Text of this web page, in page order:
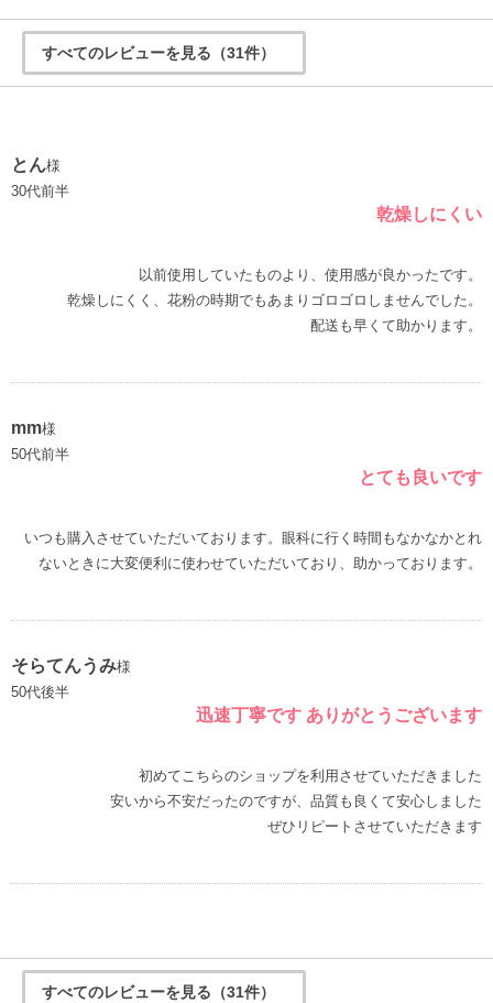
すべてのレビューを見る（31件）
とん様
30代前半
乾燥しにくい
以前使用していたものより、使用感が良かったです。
乾燥しにくく、花粉の時期でもあまりゴロゴロしませんでした。
配送も早くて助かります。
mm様
50代前半
とても良いです
いつも購入させていただいております。眼科に行く時間もなかなかとれ
ないときに大変便利に使わせていただいており、助かっております。
そらてんうみ様
50代後半
迅速丁寧です ありがとうございます
初めてこちらのショップを利用させていただきました
安いから不安だったのですが、品質も良くて安心しました
ぜひリピートさせていただきます
すべてのレビューを見る（31件）